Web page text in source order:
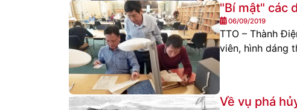
"Bí mật" các
06/09/2019
TTO – Thành
viên, hình dáng
Về vụ phá